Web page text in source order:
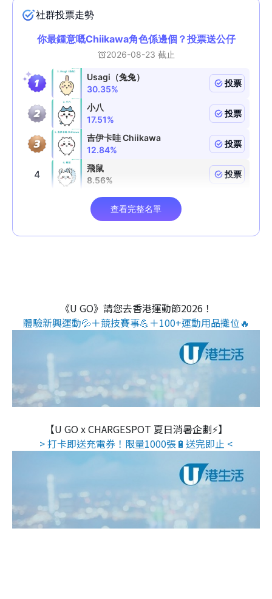
《U GO》請您去香港運動節2026！
體驗新興運動💦＋競技賽事💪＋100+運動用品攤位🔥
【U GO x CHARGESPOT 夏日消暑企劃⚡】
> 打卡即送充電券！限量1000張🔋送完即止 <